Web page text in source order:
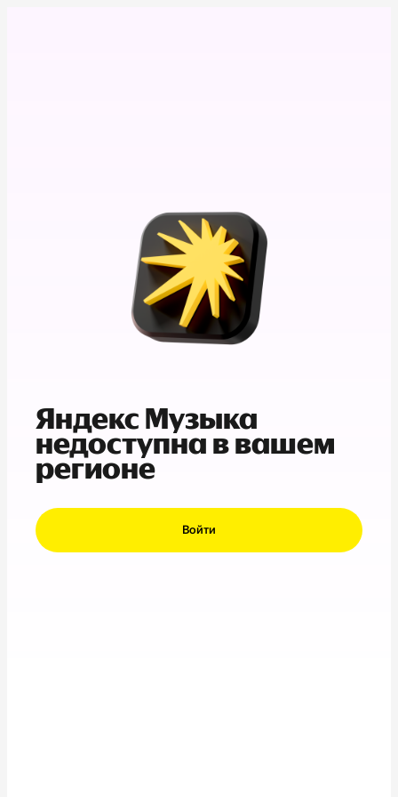
Яндекс Музыка
недоступна в вашем
регионе
Войти